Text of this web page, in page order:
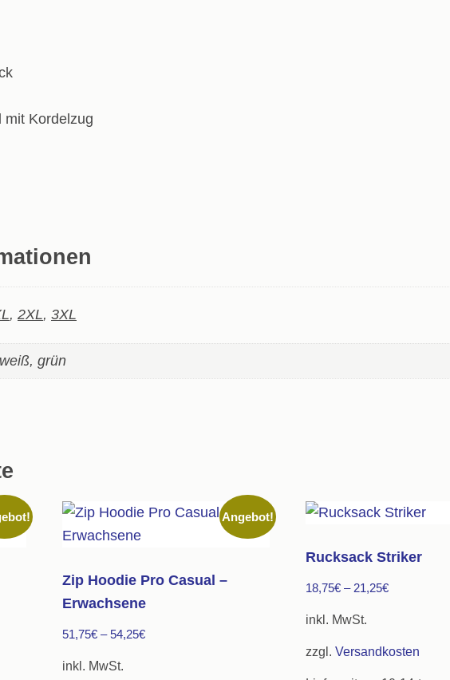
mit Kordelzug
, 2XL, 3XL
grün
Angebot!
Zip Hoodie Pro Casual –
Erwachsene
51,75€ –54,25€
inkl. MwSt.
Rucksack Striker
18,75€ – 21,25€
inkl. MwSt.
zzgl.Versandkosten